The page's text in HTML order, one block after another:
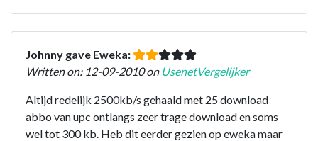
Johnny gave Eweka:
Written on: 12-09-2010 on UsenetVergelijker
Altijd redelijk 2500kb/s gehaald met 25 download
abbo van upc ontlangs zeer trage download en soms
wel tot 300 kb. Heb dit eerder gezien op eweka maar